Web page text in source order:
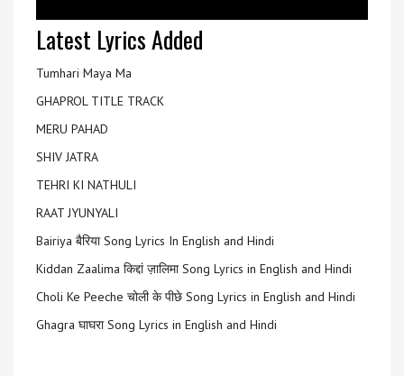
Latest Lyrics Added
Tumhari Maya Ma
GHAPROL TITLE TRACK
MERU PAHAD
SHIV JATRA
TEHRI KI NATHULI
RAAT JYUNYALI
Bairiya बैरिया Song Lyrics In English and Hindi
Kiddan Zaalima किद्दां ज़ालिमा Song Lyrics in English and Hindi
Choli Ke Peeche चोली के पीछे Song Lyrics in English and Hindi
Ghagra घाघरा Song Lyrics in English and Hindi